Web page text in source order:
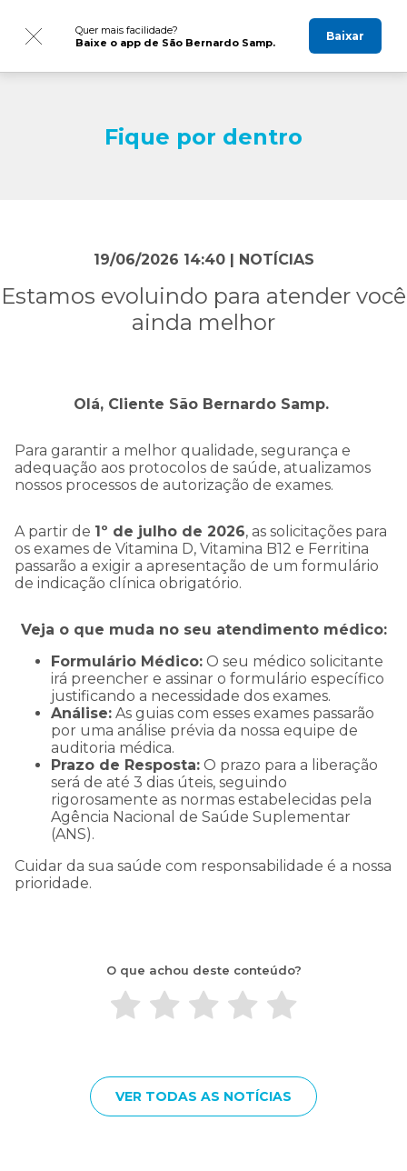
Quer mais facilidade?
Baixe o app de São Bernardo Samp.
Baixar
Fique por dentro
19/06/2026 14:40 | NOTÍCIAS
Estamos evoluindo para atender você
ainda melhor
Olá, Cliente São Bernardo Samp.
Para garantir a melhor qualidade, segurança e
adequação aos protocolos de saúde, atualizamos
nossos processos de autorização de exames.
A partir de 1º de julho de 2026, as solicitações para
os exames de Vitamina D, Vitamina B12 e Ferritina
passarão a exigir a apresentação de um formulário
de indicação clínica obrigatório.
Veja o que muda no seu atendimento médico:
Formulário Médico: O seu médico solicitante
irá preencher e assinar o formulário específico
justificando a necessidade dos exames.
Análise: As guias com esses exames passarão
por uma análise prévia da nossa equipe de
auditoria médica.
Prazo de Resposta: O prazo para a liberação
será de até 3 dias úteis, seguindo
rigorosamente as normas estabelecidas pela
Agência Nacional de Saúde Suplementar
(ANS).
Cuidar da sua saúde com responsabilidade é a nossa
prioridade.
O que achou deste conteúdo?
VER TODAS AS NOTÍCIAS